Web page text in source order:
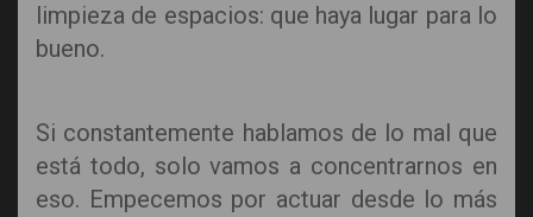
limpieza de espacios: que haya lugar para lo
bueno.
Si constantemente hablamos de lo mal que
está todo, solo vamos a concentrarnos en
eso. Empecemos por actuar desde lo más